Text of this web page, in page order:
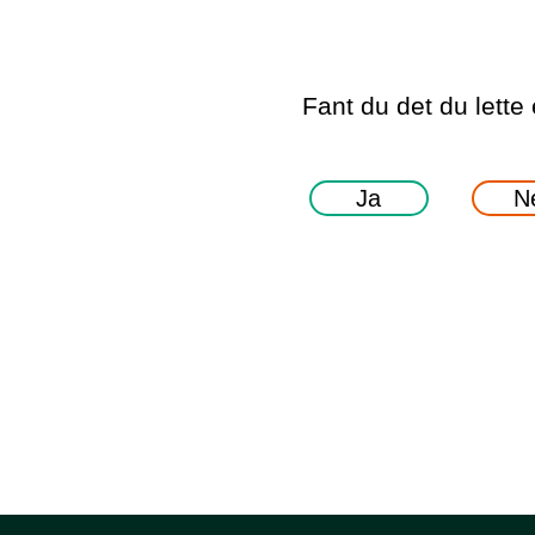
Fant du det du lette
Ja